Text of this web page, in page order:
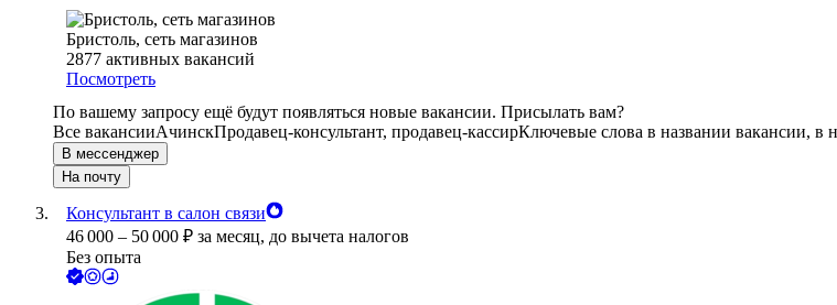
Бристоль, сеть магазинов
2877 активных вакансий
Посмотреть
По вашему запросу ещё будут появляться новые вакансии. Присылать вам?
Все вакансииАчинскПродавец-консультант, продавец-кассирКлючевые слова в названии вакансии, в
В мессенджер
На почту
Консультант в салон связи
46 000 – 50 000 ₽ за месяц, до вычета налогов
Без опыта